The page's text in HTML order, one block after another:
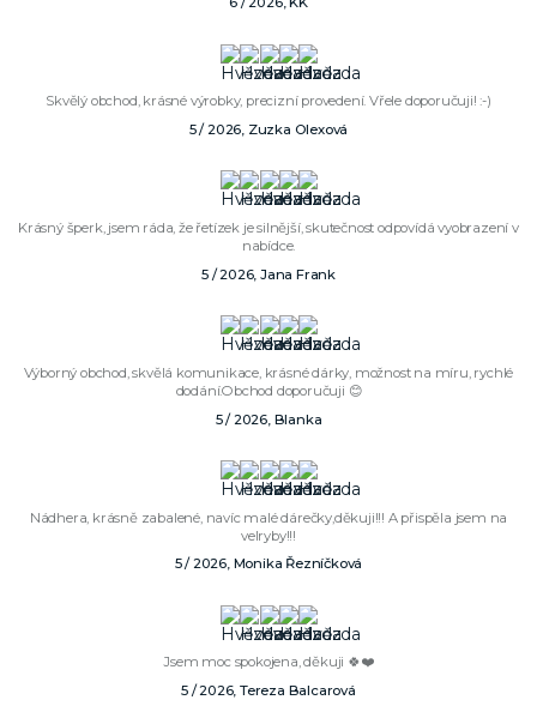
Skvělý obchod, krásné výrobky, precizní provedení. Vřele doporučuji! :-)
5 / 2026, Zuzka Olexová
Krásný šperk, jsem ráda, že řetízek je silnější, skutečnost odpovídá vyobrazení v
nabídce.
5 / 2026, Jana Frank
Výborný obchod, skvělá komunikace, krásné dárky, možnost na míru, rychlé
dodání.Obchod doporučuji 😊
5 / 2026, Blanka
Nádhera, krásně zabalené, navíc malé dárečky,děkuji!!! A přispěla jsem na
velryby!!!
5 / 2026, Monika Řezníčková
Jsem moc spokojena, děkuji 🍀❤️
5 / 2026, Tereza Balcarová